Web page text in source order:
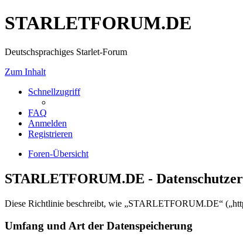
STARLETFORUM.DE
Deutschsprachiges Starlet-Forum
Zum Inhalt
Schnellzugriff
FAQ
Anmelden
Registrieren
Foren-Übersicht
STARLETFORUM.DE -
Diese Richtlinie beschreibt, wie „STARLETFORUM.DE“
Umfang und Art der Datenspeicherung